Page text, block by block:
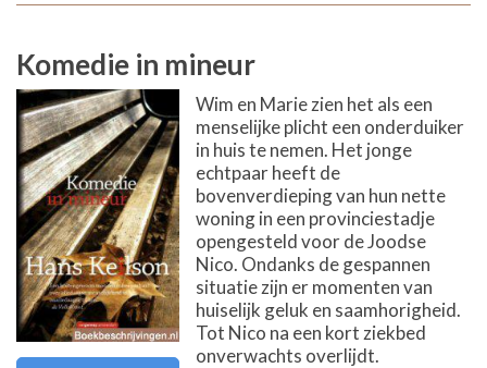
Komedie in mineur
Wim en Marie zien het als een
menselijke plicht een onderduiker
in huis te nemen. Het jonge
echtpaar heeft de
bovenverdieping van hun nette
woning in een provinciestadje
opengesteld voor de Joodse
Nico. Ondanks de gespannen
situatie zijn er momenten van
huiselijk geluk en saamhorigheid.
Tot Nico na een kort ziekbed
onverwachts overlijdt.